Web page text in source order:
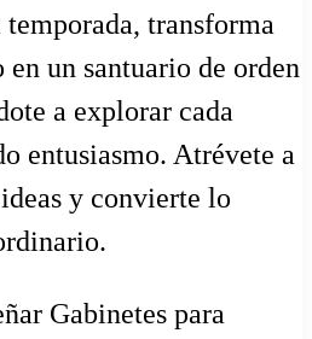
temporada, transforma
un santuario de orden
a explorar cada
entusiasmo. Atrévete a
y convierte lo
Gabinetes para